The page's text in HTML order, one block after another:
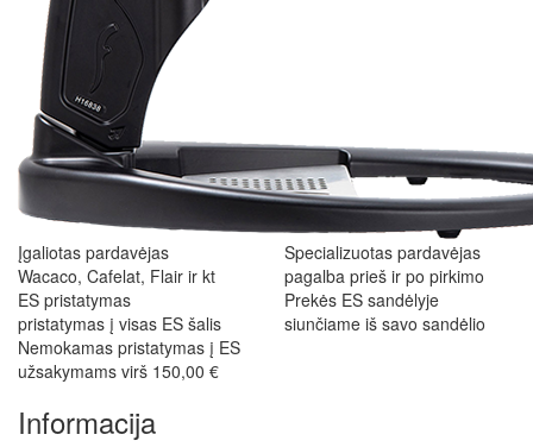
Įgaliotas pardavėjas
Wacaco, Cafelat, Flair ir kt
Specializuotas pardavėjas
pagalba prieš ir po pirkimo
ES pristatymas
pristatymas į visas ES šalis
Prekės ES sandėlyje
siunčiame iš savo sandėlio
Nemokamas pristatymas į ES
užsakymams virš 150,00 €
Informacija